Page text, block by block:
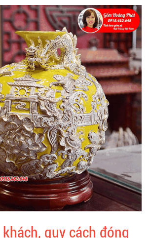
quy cách đóng